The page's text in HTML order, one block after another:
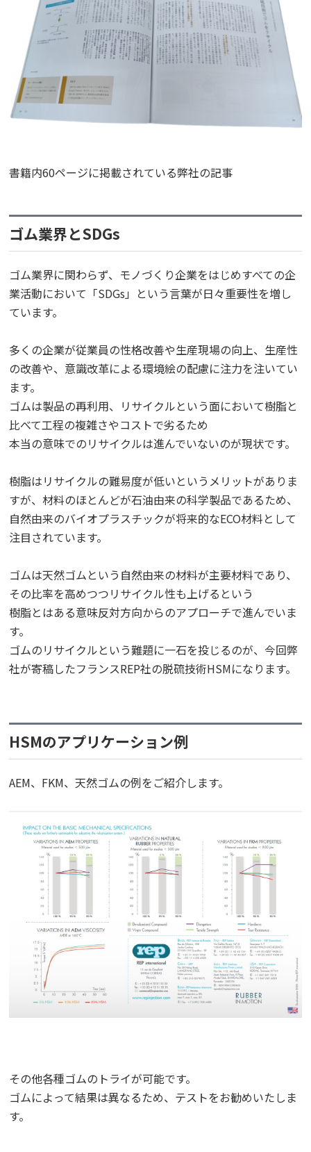
書籍内60ページに掲載されている弊社の記事
ゴム業界とSDGs
ゴム業界に関わらず、モノづくり企業をはじめすべての企
業活動において「SDGs」という言葉が日々重要性を増し
ています。
多くの企業が従業員の性格改善や生産現場の向上、生産性
の改善や、意識改革による環境絵の配慮に注力を注いてい
ます。
ゴムは製品の再利用、リサイクルという面において樹脂と
比べて工程の複雑さやコストで劣るため
本当の意味でのリサイクルは進んでいないのが現状です。
樹脂はリサイクルの難易度が低いというメリットがありま
すが、材料のほとんどが石油由来の科学製品であるため、
自然由来のバイオプラスチックが将来的なECO材料として
注目されています。
ゴムは天然ゴムという自然由来の材料が主要材料であり、
その比率を高めつつリサイクル性も上げるという
樹脂とはある意味反対方向からのアプローチで進んでいま
す。
ゴムのリサイクルという難題に一石を投じるのが、今回弊
社が寄稿したフランスREP社の脱硫技術HSMになります。
HSMのアプリケーション例
AEM、FKM、天然ゴムの例をご紹介します。
その他各種ゴムのトライが可能です。
ゴムによって結果は異なるため、テストをお勧めいたしま
す。